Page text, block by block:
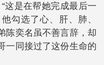
这是在帮她完成最后一
勾选了心、肝、肺、
陈奕名虽不善言辞，却
一同接过了这份生命的